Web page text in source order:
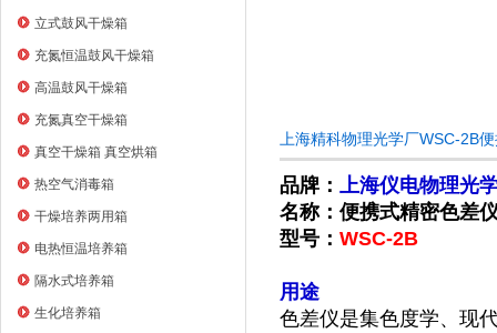
上海右一仪器有限公司
立式鼓风干燥箱
充氮恒温鼓风干燥箱
高温鼓风干燥箱
充氮真空干燥箱
真空干燥箱 真空烘箱
热空气消毒箱
干燥培养两用箱
电热恒温培养箱
隔水式培养箱
生化培养箱
上海精科物理光学厂WSC-2B
品牌： 上海仪电物理光
名称：便携式精密色差
型号： WSC-2B
用途
色差仪是集色度学、现